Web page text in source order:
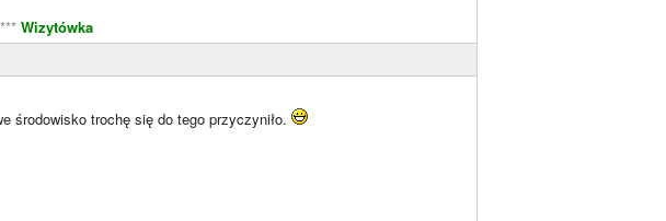
*** Wizytówka
środowisko trochę się do tego przyczyniło.